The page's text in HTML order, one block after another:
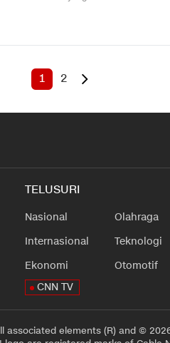
1 2
TELUSURI
Nasional
Internasional
Ekonomi
Olahraga
Teknologi
Otomotif
CNN TV
associated elements (R) and ©